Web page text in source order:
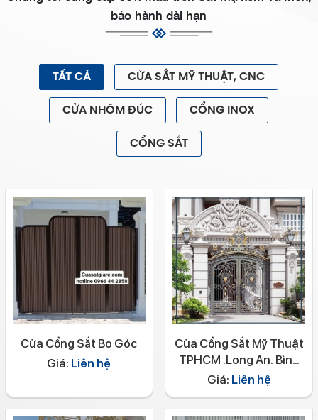
bảo hành dài hạn
TẤT CẢ CỬA SẮT MỸ THUẬT, CNC
CỬA NHÔM ĐÚC CỔNG INOX
CỔNG SẮT
Cửa Cổng Sắt Bo Góc
Giá: Liên hệ
Cửa Cổng Sắt Mỹ Thuật
TPHCM .Long An. Bình
Dương, Bình phước
Giá: Liên hệ